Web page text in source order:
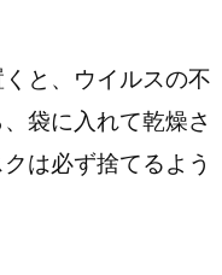
と、ウイルスの不
袋に入れて乾燥さ
は必ず捨てるよう